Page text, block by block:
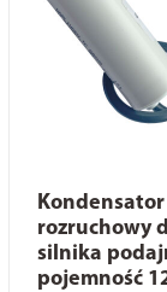
Kondensator
rozruchowy
silnika
pojemność